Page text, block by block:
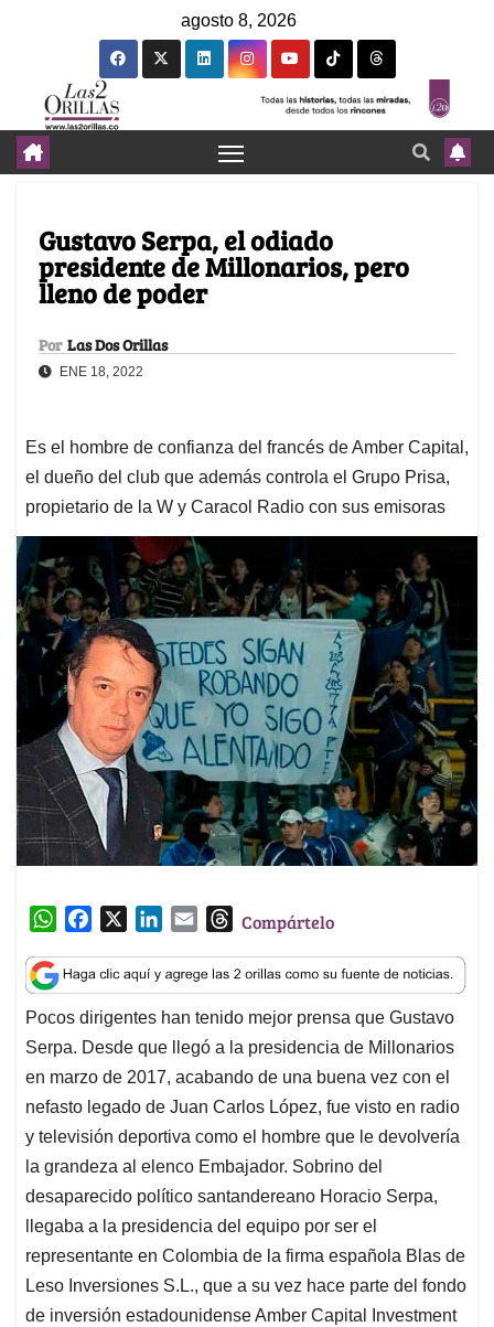
agosto 8, 2026
Gustavo Serpa, el odiado
presidente de Millonarios, pero
lleno de poder
Por Las Dos Orillas
ENE 18, 2022
Es el hombre de confianza del francés de Amber Capital,
el dueño del club que además controla el Grupo Prisa,
propietario de la W y Caracol Radio con sus emisoras
W
a
t
s
A
p
p
c
e
b
o
o
k
n
k
e
d
I
n
a
i
l
T
r
e
a
d
s
Compártelo
Pocos dirigentes han tenido mejor prensa que Gustavo
Serpa. Desde que llegó a la presidencia de Millonarios
en marzo de 2017, acabando de una buena vez con el
nefasto legado de Juan Carlos López, fue visto en radio
y televisión deportiva como el hombre que le devolvería
la grandeza al elenco Embajador. Sobrino del
desaparecido político santandereano Horacio Serpa,
llegaba a la presidencia del equipo por ser el
representante en Colombia de la firma española Blas de
Leso Inversiones S.L., que a su vez hace parte del fondo
de inversión estadounidense Amber Capital Investment